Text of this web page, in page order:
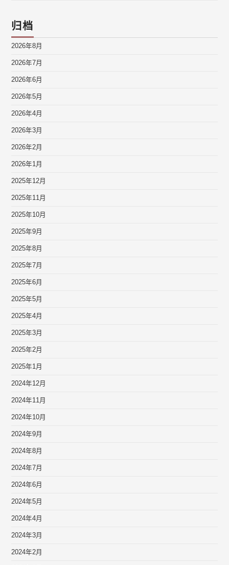
归档
2026年8月
2026年7月
2026年6月
2026年5月
2026年4月
2026年3月
2026年2月
2026年1月
2025年12月
2025年11月
2025年10月
2025年9月
2025年8月
2025年7月
2025年6月
2025年5月
2025年4月
2025年3月
2025年2月
2025年1月
2024年12月
2024年11月
2024年10月
2024年9月
2024年8月
2024年7月
2024年6月
2024年5月
2024年4月
2024年3月
2024年2月